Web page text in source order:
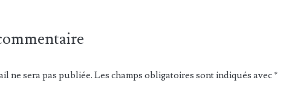
ne sera pas publiée. Les champs obligatoires sont indiqués avec*